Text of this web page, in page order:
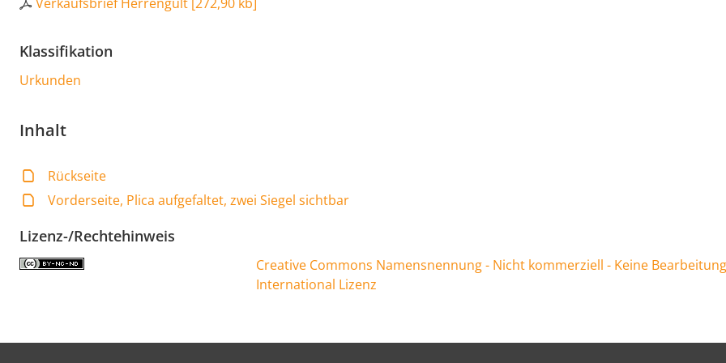
Klassifikation
Urkunden
Inhalt
Rückseite
Vorderseite, Plica aufgefaltet, zwei Siegel sichtbar
Lizenz-/Rechtehinweis
Creative Commons Namensnennung - Nicht kommerziell - Keine
International Lizenz